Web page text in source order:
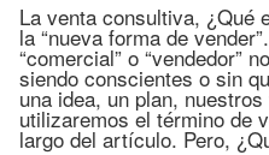
La venta consultiva, ¿Qué
la “nueva forma de
“comercial” o “vendedor”
siendo conscientes o sin
una idea, un plan,
utilizaremos el término de
largo del artículo. Pero,